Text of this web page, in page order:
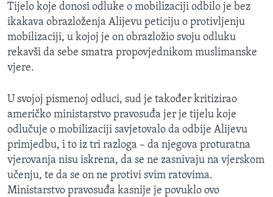
O GLASU AMERIKE
Learning English
PRATITE NAS
Jezici
Tijelo koje donosi odluke o mobilizaciji odbilo je bez
ikakava obrazloženja Alijevu peticiju o protivljenju
mobilizaciji, u kojoj je on obrazložio svoju odluku
rekavši da sebe smatra propovjednikom muslimanske
vjere.
U svojoj pismenoj odluci, sud je također kritizirao
američko ministarstvo pravosuđa jer je tijelu koje
odlučuje o mobilizaciji savjetovalo da odbije Alijevu
primjedbu, i to iz tri razloga – da njegova proturatna
vjerovanja nisu iskrena, da se ne zasnivaju na vjerskom
učenju, te da se on ne protivi svim ratovima.
Ministarstvo pravosuđa kasnije je povuklo ovo